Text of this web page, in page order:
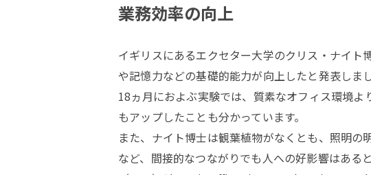
業務効率の向上
イギリスにあるエクセター大学のクリス・ナイ
や記憶力などの基礎的能力が向上したと発表しまし
18ヵ月におよぶ実験では、質素なオフィス環境
もアップしたことも分かっています。
また、ナイト博士は観葉植物がなくとも、照明
など、間接的なつながりでも人への好影響はある